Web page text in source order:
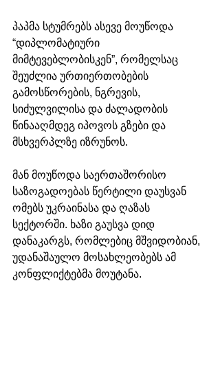
პაპმა სტუმრებს ასევე მოუწოდა
“დიპლომატიური
მიმტევებლობისკენ”, რომელსაც
შეუძლია ურთიერთობების
გამოსწორების, ნგრევის,
სიძულვილისა და ძალადობის
წინააღმდეგ იპოვოს გზები და
მსხვერპლზე იზრუნოს.
მან მოუწოდა საერთაშორისო
საზოგადოებას წერტილი დაუსვან
ომებს უკრაინასა და ღაზას
სექტორში. ხაზი გაუსვა დიდ
დანაკარგს, რომლებიც მშვიდობიან,
უდანაშაულო მოსახლეობებს ამ
კონფლიქტებმა მოუტანა.